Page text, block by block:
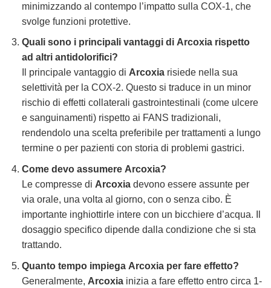
minimizzando al contempo l’impatto sulla COX-1, che
svolge funzioni protettive.
Quali sono i principali vantaggi di Arcoxiarispetto
ad altri antidolorifici?
Il principale vantaggio di Arcoxiarisiede nella sua
selettività per la COX-2. Questo si traduce in un minor
rischio di effetti collaterali gastrointestinali (come ulcere
e sanguinamenti) rispetto ai FANS tradizionali,
rendendolo una scelta preferibile per trattamenti a lungo
termine o per pazienti con storia di problemi gastrici.
Come devo assumere Arcoxia?
Le compresse di Arcoxiadevono essere assunte per
via orale, una volta al giorno, con o senza cibo. È
importante inghiottirle intere con un bicchiere d’acqua. Il
dosaggio specifico dipende dalla condizione che si sta
trattando.
Quanto tempo impiega Arcoxiaper fare effetto?
Generalmente, Arcoxiainizia a fare effetto entro circa 1-